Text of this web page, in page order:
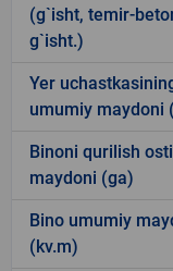
(g`isht, temir-
g`isht.)
Yer
umumiy maydoni
Binoni qurilish osti
maydoni (ga)
Bino umumiy
(kv.m)